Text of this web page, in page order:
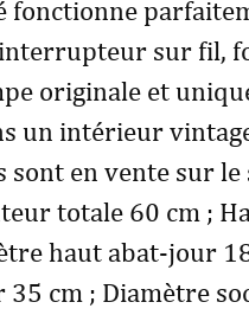
fonctionne
sur fil,
originale et
un intérieur
sont en vente sur
totale 60 cm ;
haut abat-jour
cm ; Diamètre